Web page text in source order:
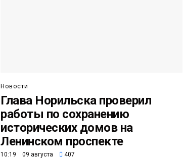
Новости
Глава Норильска проверил
работы по сохранению
исторических домов на
Ленинском проспекте
10:19 09 августа 407